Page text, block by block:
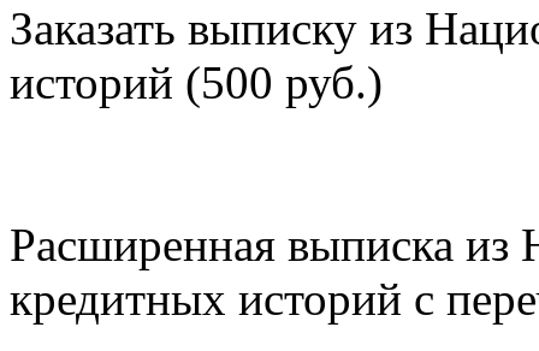
Заказать выписку из
историй (500 руб.)
Расширенная выписка из
кредитных историй с